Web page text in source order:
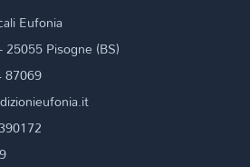
Eufonia
Pisogne (BS)
87069